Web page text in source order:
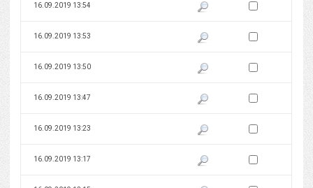
16.09.2019 13:54 Pokaż podgląd wersji z dnia
Zaznacz wersję do
16.09.2019 13:53 Pokaż podgląd wersji z dnia
Zaznacz wersję do
16.09.2019 13:50 Pokaż podgląd wersji z dnia
Zaznacz wersję do
16.09.2019 13:47 Pokaż podgląd wersji z dnia
Zaznacz wersję do
16.09.2019 13:23 Pokaż podgląd wersji z dnia
Zaznacz wersję do
16.09.2019 13:17 Pokaż podgląd wersji z dnia
Zaznacz wersję do